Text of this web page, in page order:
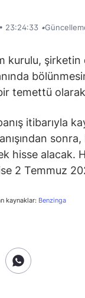
• 23:24:33 •
şirketin
temettü
itibarıyla
hisse alacak.
2 Temmuz
kaynaklar: Benzinga